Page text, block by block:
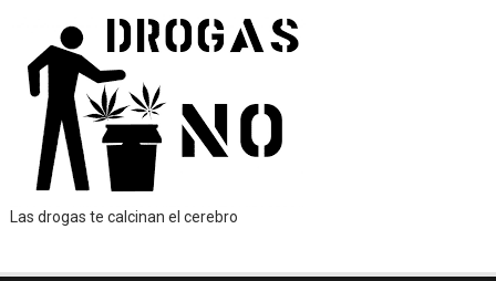
Las drogas te calcinan el cerebro